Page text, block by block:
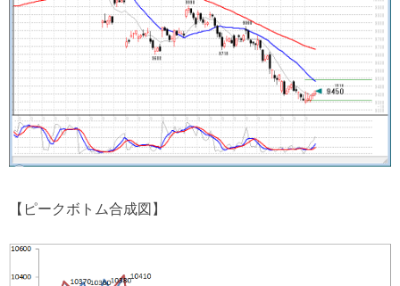
【ピークボトム合成図】